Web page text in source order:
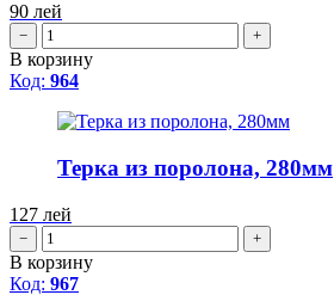
90 лей
− +
В корзину
Код: 964
Терка из поролона, 280мм
127 лей
− +
В корзину
Код: 967